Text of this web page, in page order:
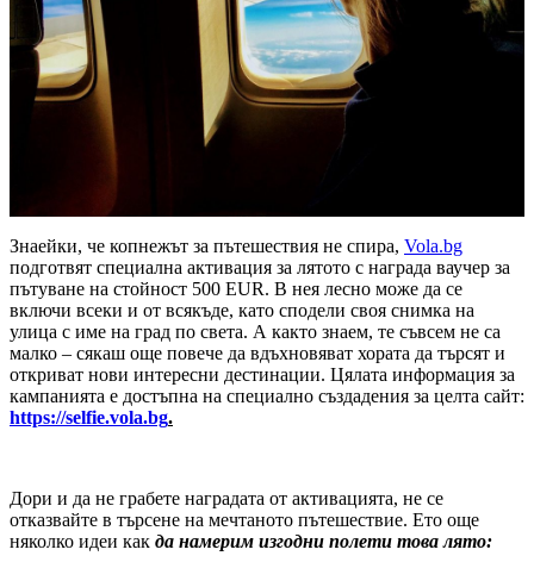
Знаейки, че копнежът за пътешествия не спира, Vola.bg
подготвят специална активация за лятото с награда ваучер за
пътуване на стойност 500 EUR. В нея лесно може да се
включи всеки и от всякъде, като сподели своя снимка на
улица с име на град по света. А както знаем, те съвсем не са
малко – сякаш още повече да вдъхновяват хората да търсят и
откриват нови интересни дестинации. Цялата информация за
кампанията е достъпна на специално създадения за целта сайт:
https://selfie.vola.bg.
Дори и да не грабете наградата от активацията, не се
отказвайте в търсене на мечтаното пътешествие. Ето още
няколко идеи как да намерим изгодни полети това лято: